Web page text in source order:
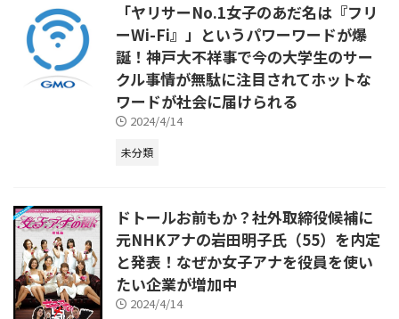
「ヤリサーNo.1女子のあだ名は『フリ
ーWi-Fi』」というパワーワードが爆
誕！神戸大不祥事で今の大学生のサー
クル事情が無駄に注目されてホットな
ワードが社会に届けられる
2024/4/14
未分類
ドトールお前もか？社外取締役候補に
元NHKアナの岩田明子氏（55）を内定
と発表！なぜか女子アナを役員を使い
たい企業が増加中
2024/4/14